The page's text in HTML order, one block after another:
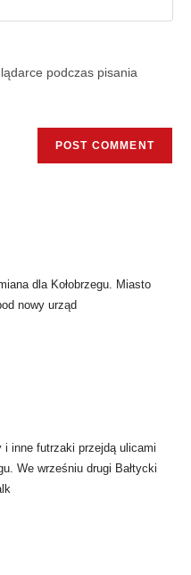
podczas pisania
dla Kołobrzegu. Miasto
nowy urząd
i inne futrzaki przejdą ulicami
We wrześniu drugi Bałtycki